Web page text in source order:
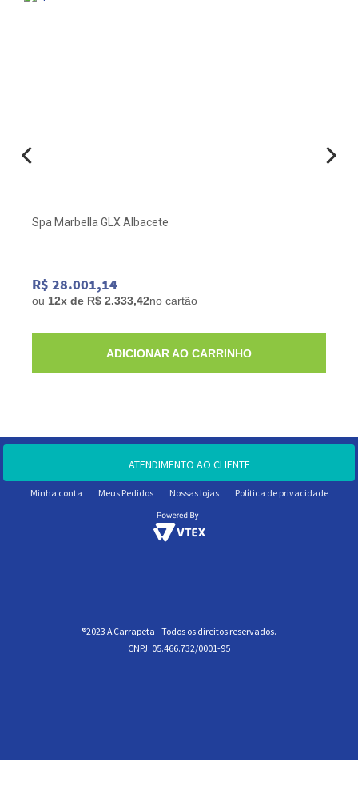
Spa Marbella GLX Albacete
R$ 28.001,14
ou 12x de R$ 2.333,42no cartão
ADICIONAR AO CARRINHO
ATENDIMENTO AO CLIENTE
Minha conta Meus Pedidos Nossas lojas Política de privacidade
®2023 A Carrapeta - Todos os direitos reservados.
CNPJ: 05.466.732/0001-95